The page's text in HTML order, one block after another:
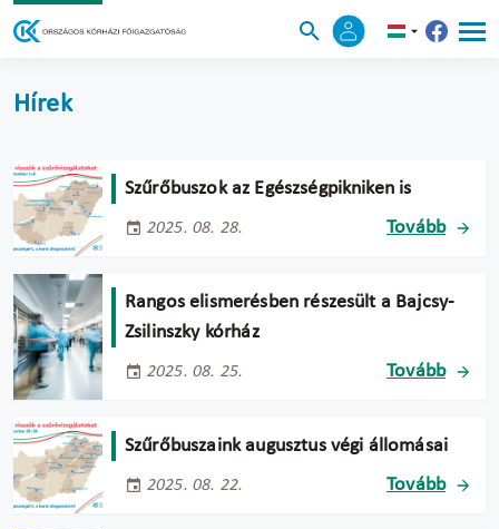
Hírek
Szűrőbuszok az Egészségpikniken is
2025. 08. 28. Tovább
Rangos elismerésben részesült a Bajcsy-
Zsilinszky kórház
2025. 08. 25. Tovább
Szűrőbuszaink augusztus végi állomásai
2025. 08. 22. Tovább